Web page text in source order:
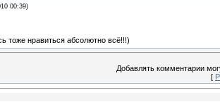
00:39)
тоже нравиться абсолютно всё!!!)
Добавлять комментарии
[